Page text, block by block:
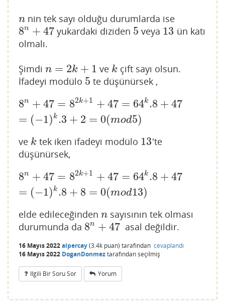
n
nnin tek sayı olduğu durumlarda ise
8n + 47
8n +47 yukardaki diziden 5
5 veya 13
13 ün katı
olmalı.
Şimdi n = 2k + 1
n=2k +1 ve k
k çift sayı olsun.
İfadeyi modülo 5
5 te düşünürsek ,
8n + 47 = 82k+1 + 47 = 64k .8 + 47
= (−1)k .3 + 2 = 0(mod5)
8n +47=8 2k+ 1+47= 64k.8+ 47 =(−1)k.3+ 2=0
ve k
k tek iken ifadeyi modülo 13
13'te
düşünürsek,
8n + 47 = 82k+1 + 47 = 64k .8 + 47
= (−1)k .8 + 8 = 0(mod13)
8n +47=8 2k+ 1+47= 64k.8+ 47 =(−1)k.8+ 8=0 )
elde edileceğinden n
nsayısının tek olması
durumunda da 8n + 47
8n +47 asal değildir.
16 Mayıs 2022alpercay(3.4k puan) tarafından cevaplandı
16 Mayıs 2022 DoganDonmeztarafındanseçilmiş
Ilgili Bir Soru Sor Yorum